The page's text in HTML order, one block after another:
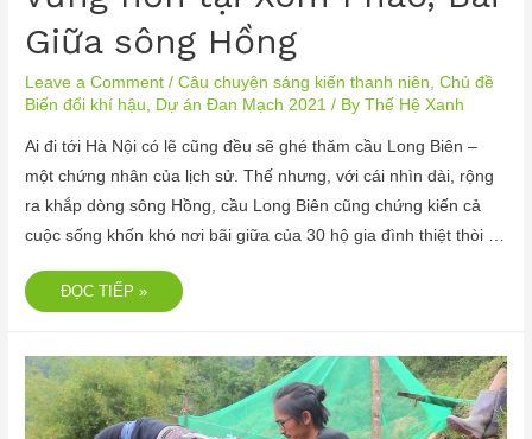
Giữa sông Hồng
Leave a Comment /Câu chuyện sáng kiến thanh niên ,Chủ đề
Biến đổi khí hậu
Dự án Đan Mạch 2021 / ByThế Hệ Xanh
Ai đi tới Hà Nội có lẽ cũng đều sẽ ghé thăm cầu Long Biên –
một chứng nhân của lịch sử. Thế nhưng, với cái nhìn dài, rộng
ra khắp dòng sông Hồng, cầu Long Biên cũng chứng kiến cả
cuộc sống khốn khó nơi bãi giữa của 30 hộ gia đình thiệt thòi …
ĐỌC TIẾP »